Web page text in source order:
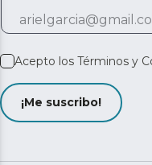
Acepto los Términos y
¡Me suscribo!